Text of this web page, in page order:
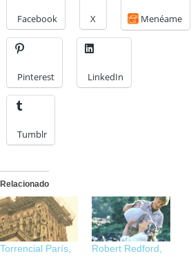
Facebook X Menéame
Pinterest LinkedIn
Tumblr
Relacionado
Torrencial París,
Robert Redford,